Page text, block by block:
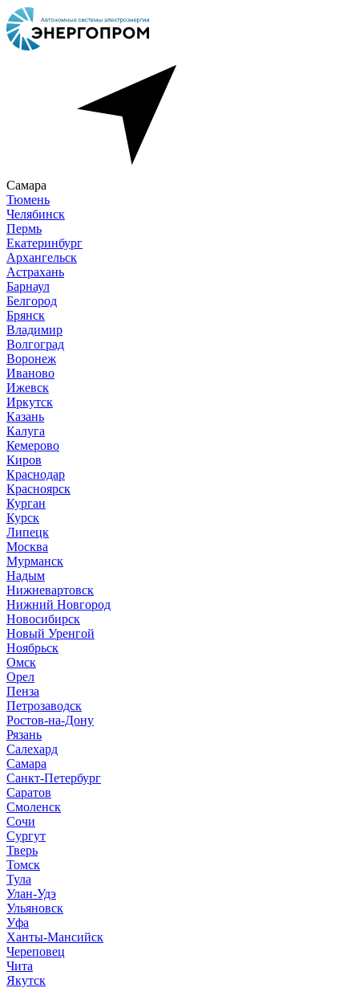
Самара
Тюмень
Челябинск
Пермь
Екатеринбург
Архангельск
Астрахань
Барнаул
Белгород
Брянск
Владимир
Волгоград
Воронеж
Иваново
Ижевск
Иркутск
Казань
Калуга
Кемерово
Киров
Краснодар
Красноярск
Курган
Курск
Липецк
Москва
Мурманск
Надым
Нижневартовск
Нижний Новгород
Новосибирск
Новый Уренгой
Ноябрьск
Омск
Орел
Пенза
Петрозаводск
Ростов-на-Дону
Рязань
Салехард
Самара
Санкт-Петербург
Саратов
Смоленск
Сочи
Сургут
Тверь
Томск
Тула
Улан-Удэ
Ульяновск
Уфа
Ханты-Мансийск
Череповец
Чита
Якутск